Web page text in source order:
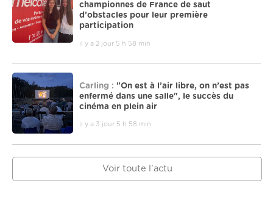
championnes de France de saut
d’obstacles pour leur première
participation
il y a 2 jour 5 h 58 min
Carling : "On est à l’air libre, on n’est pas
enfermé dans une salle", le succès du
cinéma en plein air
il y a 3 jour 5 h 58 min
Voir toute l'actu